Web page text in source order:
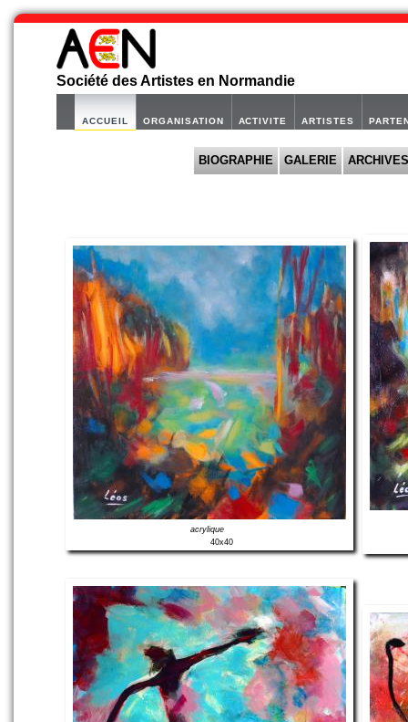
Société des Artistes en Normandie
ACCUEIL ORGANISATION ACTIVITE ARTISTES
BIOGRAPHIE GALERIE ARCHIVES
acrylique
40x40